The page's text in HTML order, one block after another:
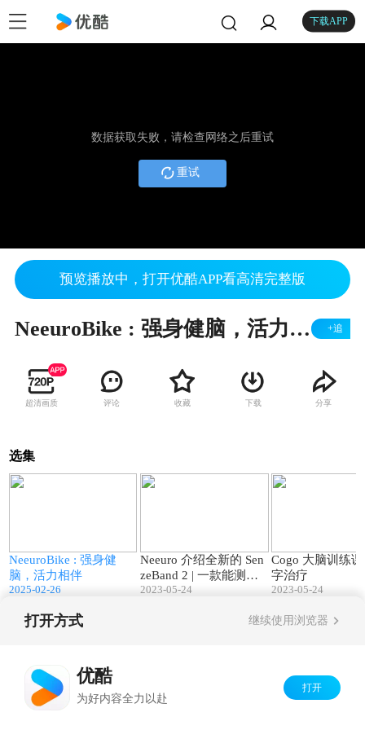
下载APP
数据获取失败，请检查网络之后重试
重试
预览播放中，打开优酷APP看高清完整版
NeeuroBike : 强身健脑，活力相伴 +追
超清画质 评论 收藏 下载 分享
选集
NeeuroBike : 强身健
脑，活力相伴
2025-02-26
Neeuro 介绍全新的 Sen
zeBand 2 | 一款能测量
脑电波的非侵入性检测
2023-05-24
Cogo 大脑训练
字治疗
2023-05-24
打开方式 继续使用浏览器
优酷
为好内容全力以赴
打开